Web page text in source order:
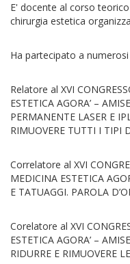
E' docente al corso
chirurgia estetica
Ha partecipato a
Relatore al XVI
ESTETICA AGORA’ –
PERMANENTE LASER E
RIMUOVERE TUTTI I TIPI
Correlatore al XVI
MEDICINA ESTETICA
E TATUAGGI. PAROLA
Corelatore al XVI
ESTETICA AGORA’ –
RIDURRE E RIMUOVERE